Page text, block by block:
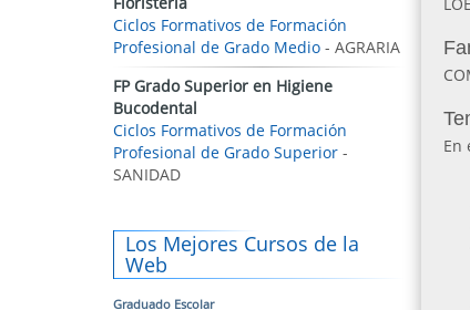
En
Ciclos Formativos de Formación
Profesional de Grado Medio - AGRARIA
FP Grado Superior en Higiene
Bucodental
Ciclos Formativos de Formación
Profesional de Grado Superior -
SANIDAD
Los Mejores Cursos de la
Web
Graduado Escolar